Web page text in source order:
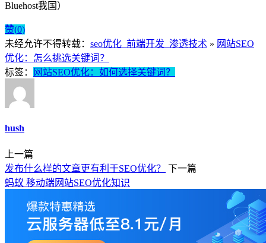
Bluehost我国）
赞(0)
未经允许不得转载： seo优化_前端开发_渗透技术 » 网站SEO
优化：怎么挑选关键词？
标签：
网站SEO优化：如何选择关键词？
hush
上一篇
发布什么样的文章更有利于SEO优化？
下一篇
蚂蚁 移动端网站SEO优化知识